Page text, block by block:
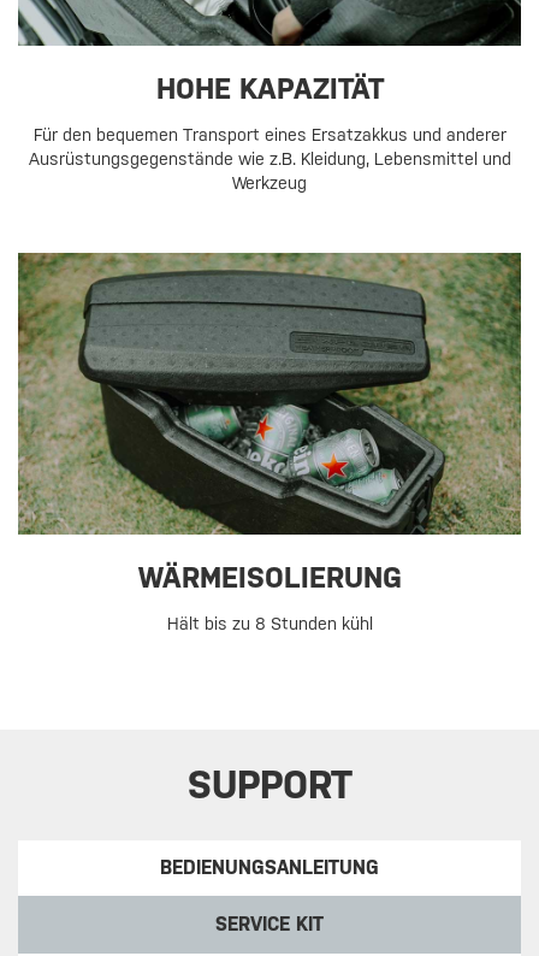
HOHE KAPAZITÄT
Für den bequemen Transport eines Ersatzakkus und anderer
Ausrüstungsgegenstände wie z.B. Kleidung, Lebensmittel und
Werkzeug
WÄRMEISOLIERUNG
Hält bis zu 8 Stunden kühl
SUPPORT
BEDIENUNGSANLEITUNG
SERVICE KIT